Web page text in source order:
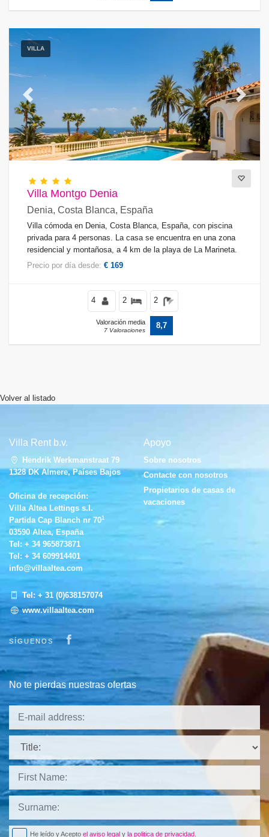
VILLA
Previous Next
Villa Montgo Denia
Denia, Costa Blanca, España
Villa cómoda en Denia, Costa Blanca, España, con piscina
privada para 4 personas. La casa se encuentra en una zona
residencial y montañosa, a 4 km de la playa de La Marineta.
Precio por día desde: € 169
4 2 2
Valoración media
7 Valoraciones
8,7
Volver al listado
Villa Rent b.v.
Hendrik Werkmanstraat 79
1328 DK Almere, Países Bajos
Oficina de recepción:
Villa Altea Lettings s.l.
Partida Cap Blanch nr 701
03590 Altea, España
Tel: + 34 965873871
Tel: + 34 609914401
info@villaaltea.com
Tel: + 31 (0)638157074
www.villaaltea.com
SÍGUENOS Visit our Facebook page
Apoyo
Sobre nosotros
Contacte con nosotros
Propietarios de casas de
vacaciones
No te pierdas nuestras ofertas
He leído y Acepto el aviso legal y la politica de privacidad